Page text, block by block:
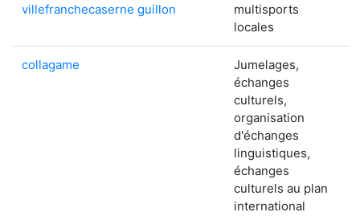
villefranchecaserne guillon
multisports
locales
collagame
Jumelages,
échanges
culturels,
organisation
d'échanges
linguistiques,
échanges
culturels au plan
international